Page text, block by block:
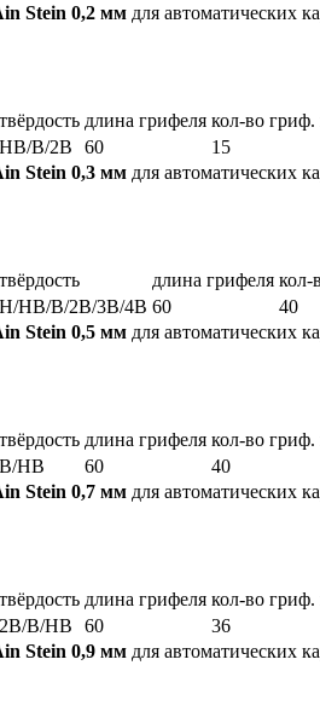
Stein 0,2 мм для автоматических
твёрдость длина грифеля кол-во гриф.
HB/B/2B 60 15
Stein 0,3 мм для автоматических
твёрдость длина грифеля кол-
H/HB/B/2B/3B/4B 60 40
Stein 0,5 мм для автоматических
твёрдость длина грифеля кол-во гриф.
B/HB 60 40
Stein 0,7 мм для автоматических
твёрдость длина грифеля кол-во гриф.
2B/B/HB 60 36
Stein 0,9 мм для автоматических